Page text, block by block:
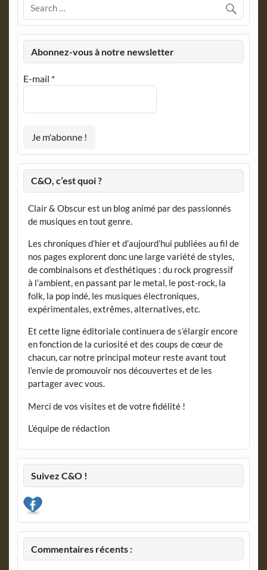
Abonnez-vous à notre newsletter
E-mail *
C&O, c’est quoi ?
Clair & Obscur est un blog animé par des passionnés
de musiques en tout genre.
Les chroniques d’hier et d’aujourd’hui publiées au fil de
nos pages explorent donc une large variété de styles,
de combinaisons et d’esthétiques : du rock progressif
à l’ambient, en passant par le metal, le post-rock, la
folk, la pop indé, les musiques électroniques,
expérimentales, extrêmes, alternatives, etc.
Et cette ligne éditoriale continuera de s’élargir encore
en fonction de la curiosité et des coups de cœur de
chacun, car notre principal moteur reste avant tout
l’envie de promouvoir nos découvertes et de les
partager avec vous.
Merci de vos visites et de votre fidélité !
L’équipe de rédaction
Suivez C&O !
Commentaires récents :